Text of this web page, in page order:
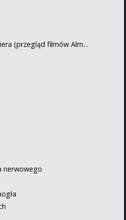
(przegląd filmów Alm...
nerwowego